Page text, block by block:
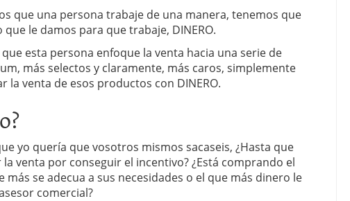
que una persona trabaje de una manera, tenemos que
le damos para que trabaje, DINERO.
esta persona enfoque la venta hacia una serie de
más selectos y claramente, más caros, simplemente
la venta de esos productos con DINERO.
yo quería que vosotros mismos sacaseis, ¿Hasta que
venta por conseguir el incentivo? ¿Está comprando el
se adecua a sus necesidades o el que más dinero le
comercial?